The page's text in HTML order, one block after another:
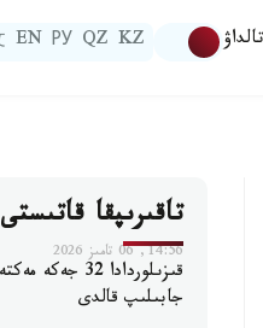
تالداۋ KZ
QZ
РУ
EN
تاقىرىپقا قاتىستى
14:56, 06 تامىز 2026
قىزىلوردادا
جابىلىپ قالدى